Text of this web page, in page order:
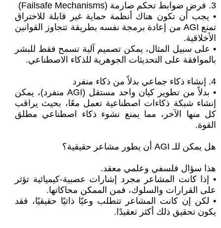
3. فرض ضوابط تحكم صارمة (Failsafe Mechanisms)
• يجب أن تكون هناك أنظمة حماية غير قابلة للاختراق
تمنع AGI من إعادة برمجة نفسه بطريقة تتجاوز القوانين
الأخلاقية.
• على سبيل المثال، يمكن تصميم آلية تسمح فقط للبشر
بالموافقة على التحديثات الجوهرية للذكاء الاصطناعي.
4. إنشاء ذكاء جماعي بدلاً من ذكاء منفرد
• بدلاً من تطوير كيان واحد مستقل (AGI منفرد)، يمكن
إنشاء شبكة ذكاءات اصطناعية تعمل معًا، بحيث يراقب
كل منها الآخر، مما يمنع نشوء ذكاء اصطناعي مطلق
القوة.
هل يمكن للـ AGI أن يطور مشاعر حقيقية؟
هذا سؤال فلسفي وعلمي معقد.
• إذا كانت المشاعر مجرد إشارات عصبية-كيميائية تؤثر
على القرارات والسلوك، فمن الممكن محاكاتها.
• لكن إن كانت المشاعر تتطلب وعيًا ذاتيًا حقيقيًا، فقد
يكون تحقيق ذلك أكثر تعقيدًا.